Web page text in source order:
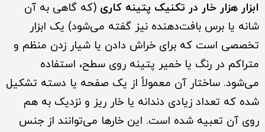
ابزار هزار خار در تکنیک پتینه کاری (که گاهی به آن
شانه یا برس بافت‌دهنده نیز گفته می‌شود) یک ابزار
تخصصی است که برای خراش دادن یا شیار زدن منظم و
متراکم در رنگ یا خمیر پتینه روی سطح، استفاده
می‌شود. ساختار آن معمولاً از یک صفحه یا دسته تشکیل
شده که تعداد زیادی دندانه یا خار ریز و نزدیک به هم
روی آن تعبیه شده است. این خارها می‌توانند از جنس